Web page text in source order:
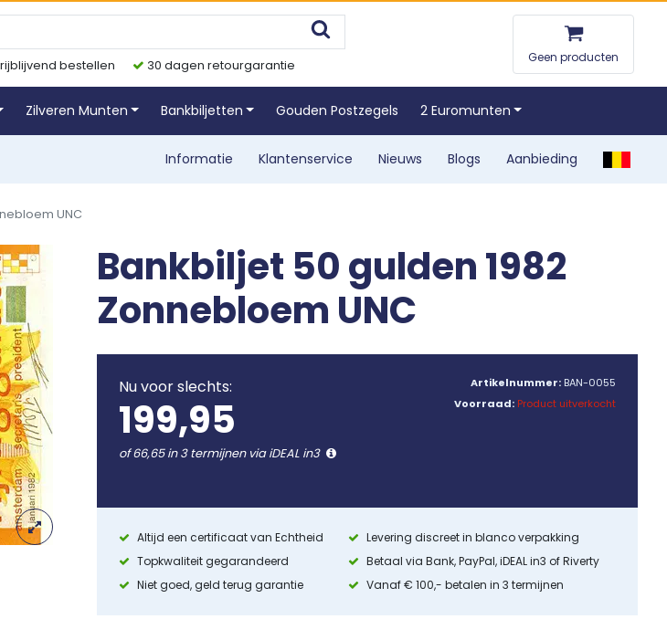
bestellen 30 dagen retourgarantie
Geen producten
Zilveren Munten Bankbiljetten Gouden Postzegels 2 Euromunten
Informatie Klantenservice Nieuws Blogs Aanbieding
UNC
Bankbiljet 50 gulden 1982
Zonnebloem UNC
Nu voor slechts:
199,95
of 66,65 in 3 termijnen via iDEAL in3
Artikelnummer: BAN-0055
Voorraad: Product uitverkocht
Altijd een certificaat van Echtheid
Topkwaliteit gegarandeerd
Niet goed, geld terug garantie
Levering discreet in blanco verpakking
Betaal via Bank, PayPal, iDEAL in3 of Riverty
Vanaf € 100,- betalen in 3 termijnen